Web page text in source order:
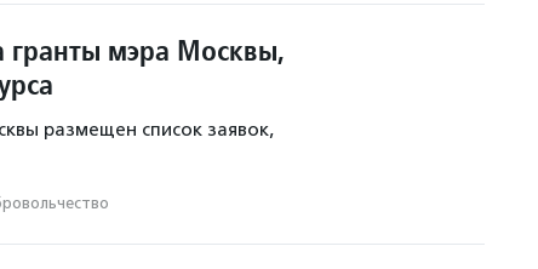
мэра Москвы,
размещен список заявок,